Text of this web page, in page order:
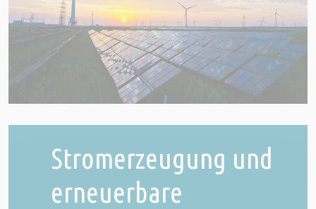
Stromerzeugung und
erneuerbare